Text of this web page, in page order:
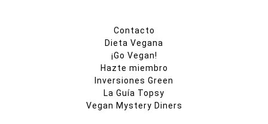
Contacto
Dieta Vegana
¡Go Vegan!
Hazte miembro
Inversiones Green
La Guía Topsy
Vegan Mystery Diners